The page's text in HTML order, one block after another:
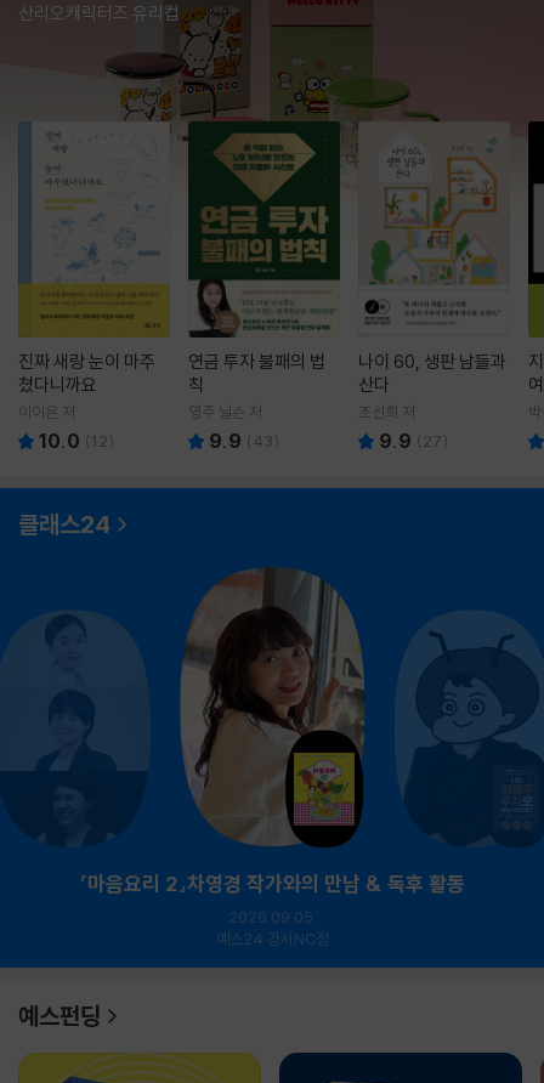
산리오캐릭터즈 유리컵
진짜 새랑 눈이 마주
쳤다니까요
이이은 저
10.0 (12)
연금 투자 불패의 법
칙
영주 닐슨 저
9.9 (43)
나이 60, 생판 남들과
산다
조선희 저
9.9 ( 27)
클래스24
『마음요리 2』차영경 작가와의 만남 & 독후 활동
2026.09.05.
예스24 강서NC점
예스펀딩